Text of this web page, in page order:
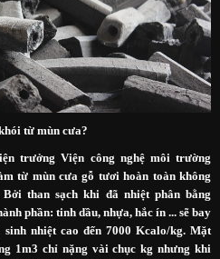
từ mùn cưa?
trưởng Viện công nghệ môi trường
từ mùn cưa gỗ tươi hoàn toàn không
than sạch khi đã nhiệt phân bằng
phần: tinh dầu, nhựa, hắc ín ... sẽ bay
nhiệt cao đến 7000 Kcalo/kg. Mặt
1m3 chỉ nặng vài chục kg nhưng khi